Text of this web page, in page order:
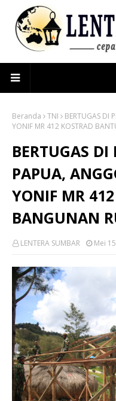
Beranda TNI
BERTUGAS DI
YONIF MR 412 KOSTRAD
BERTUGAS
PAPUA,
YONIF MR
BANGUNAN
LENTERA SUMBAR Mei